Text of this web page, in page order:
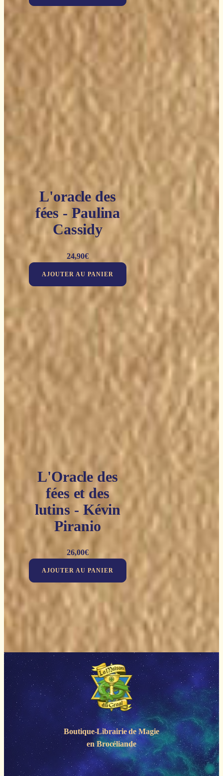
L'oracle des
fées - Paulina
Cassidy
24,90€
AJOUTER AU PANIER
L'Oracle des
fées et des
lutins - Kévin
Piranio
26,00€
AJOUTER AU PANIER
Boutique-Librairie deMagie
en Brocéliande